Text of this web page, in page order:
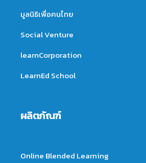
มูลนิธิเพื่อคนไทย
Social Venture
learnCorporation
LearnEd School
ผลิตภัณฑ์
Online Blended Learning